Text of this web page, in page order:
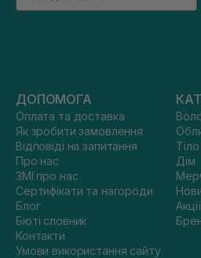
ДОПОМОГА
Оплата та доставка
Як зробити замовлення
Відповіді на запитання
Про нас
ЗМІ про нас
Сертифікати та нагороди
Блог
Бюті словник
Контакти
Умови використання сайту
Тіло
Дім